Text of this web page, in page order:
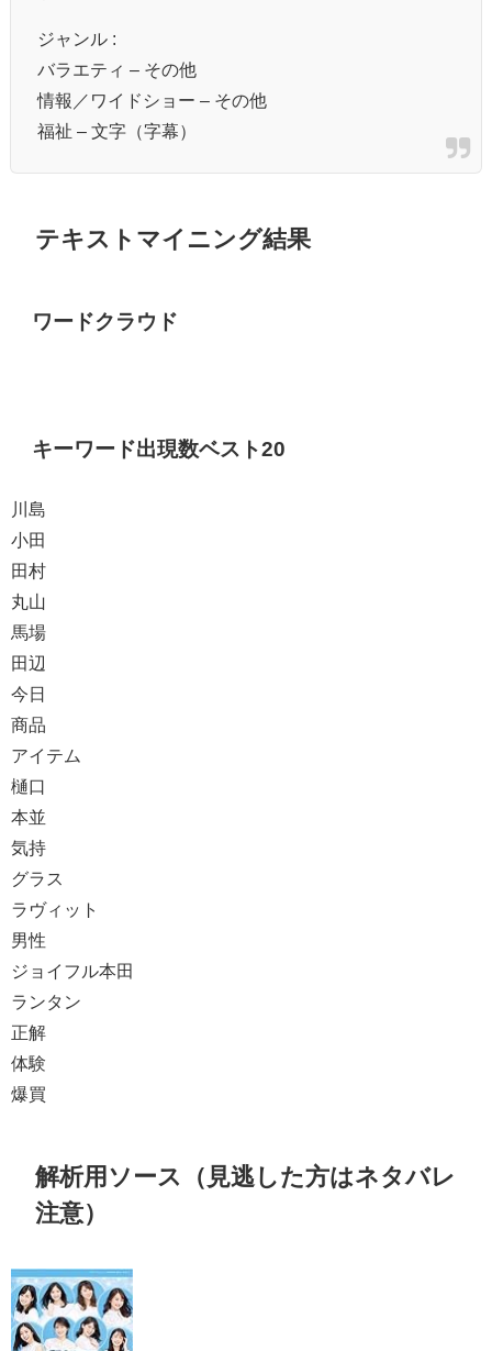
ジャンル :
バラエティ – その他
情報／ワイドショー – その他
福祉 – 文字（字幕）
テキストマイニング結果
ワードクラウド
キーワード出現数ベスト20
川島
小田
田村
丸山
馬場
田辺
今日
商品
アイテム
樋口
本並
気持
グラス
ラヴィット
男性
ジョイフル本田
ランタン
正解
体験
爆買
解析用ソース（見逃した方はネタバレ
注意）